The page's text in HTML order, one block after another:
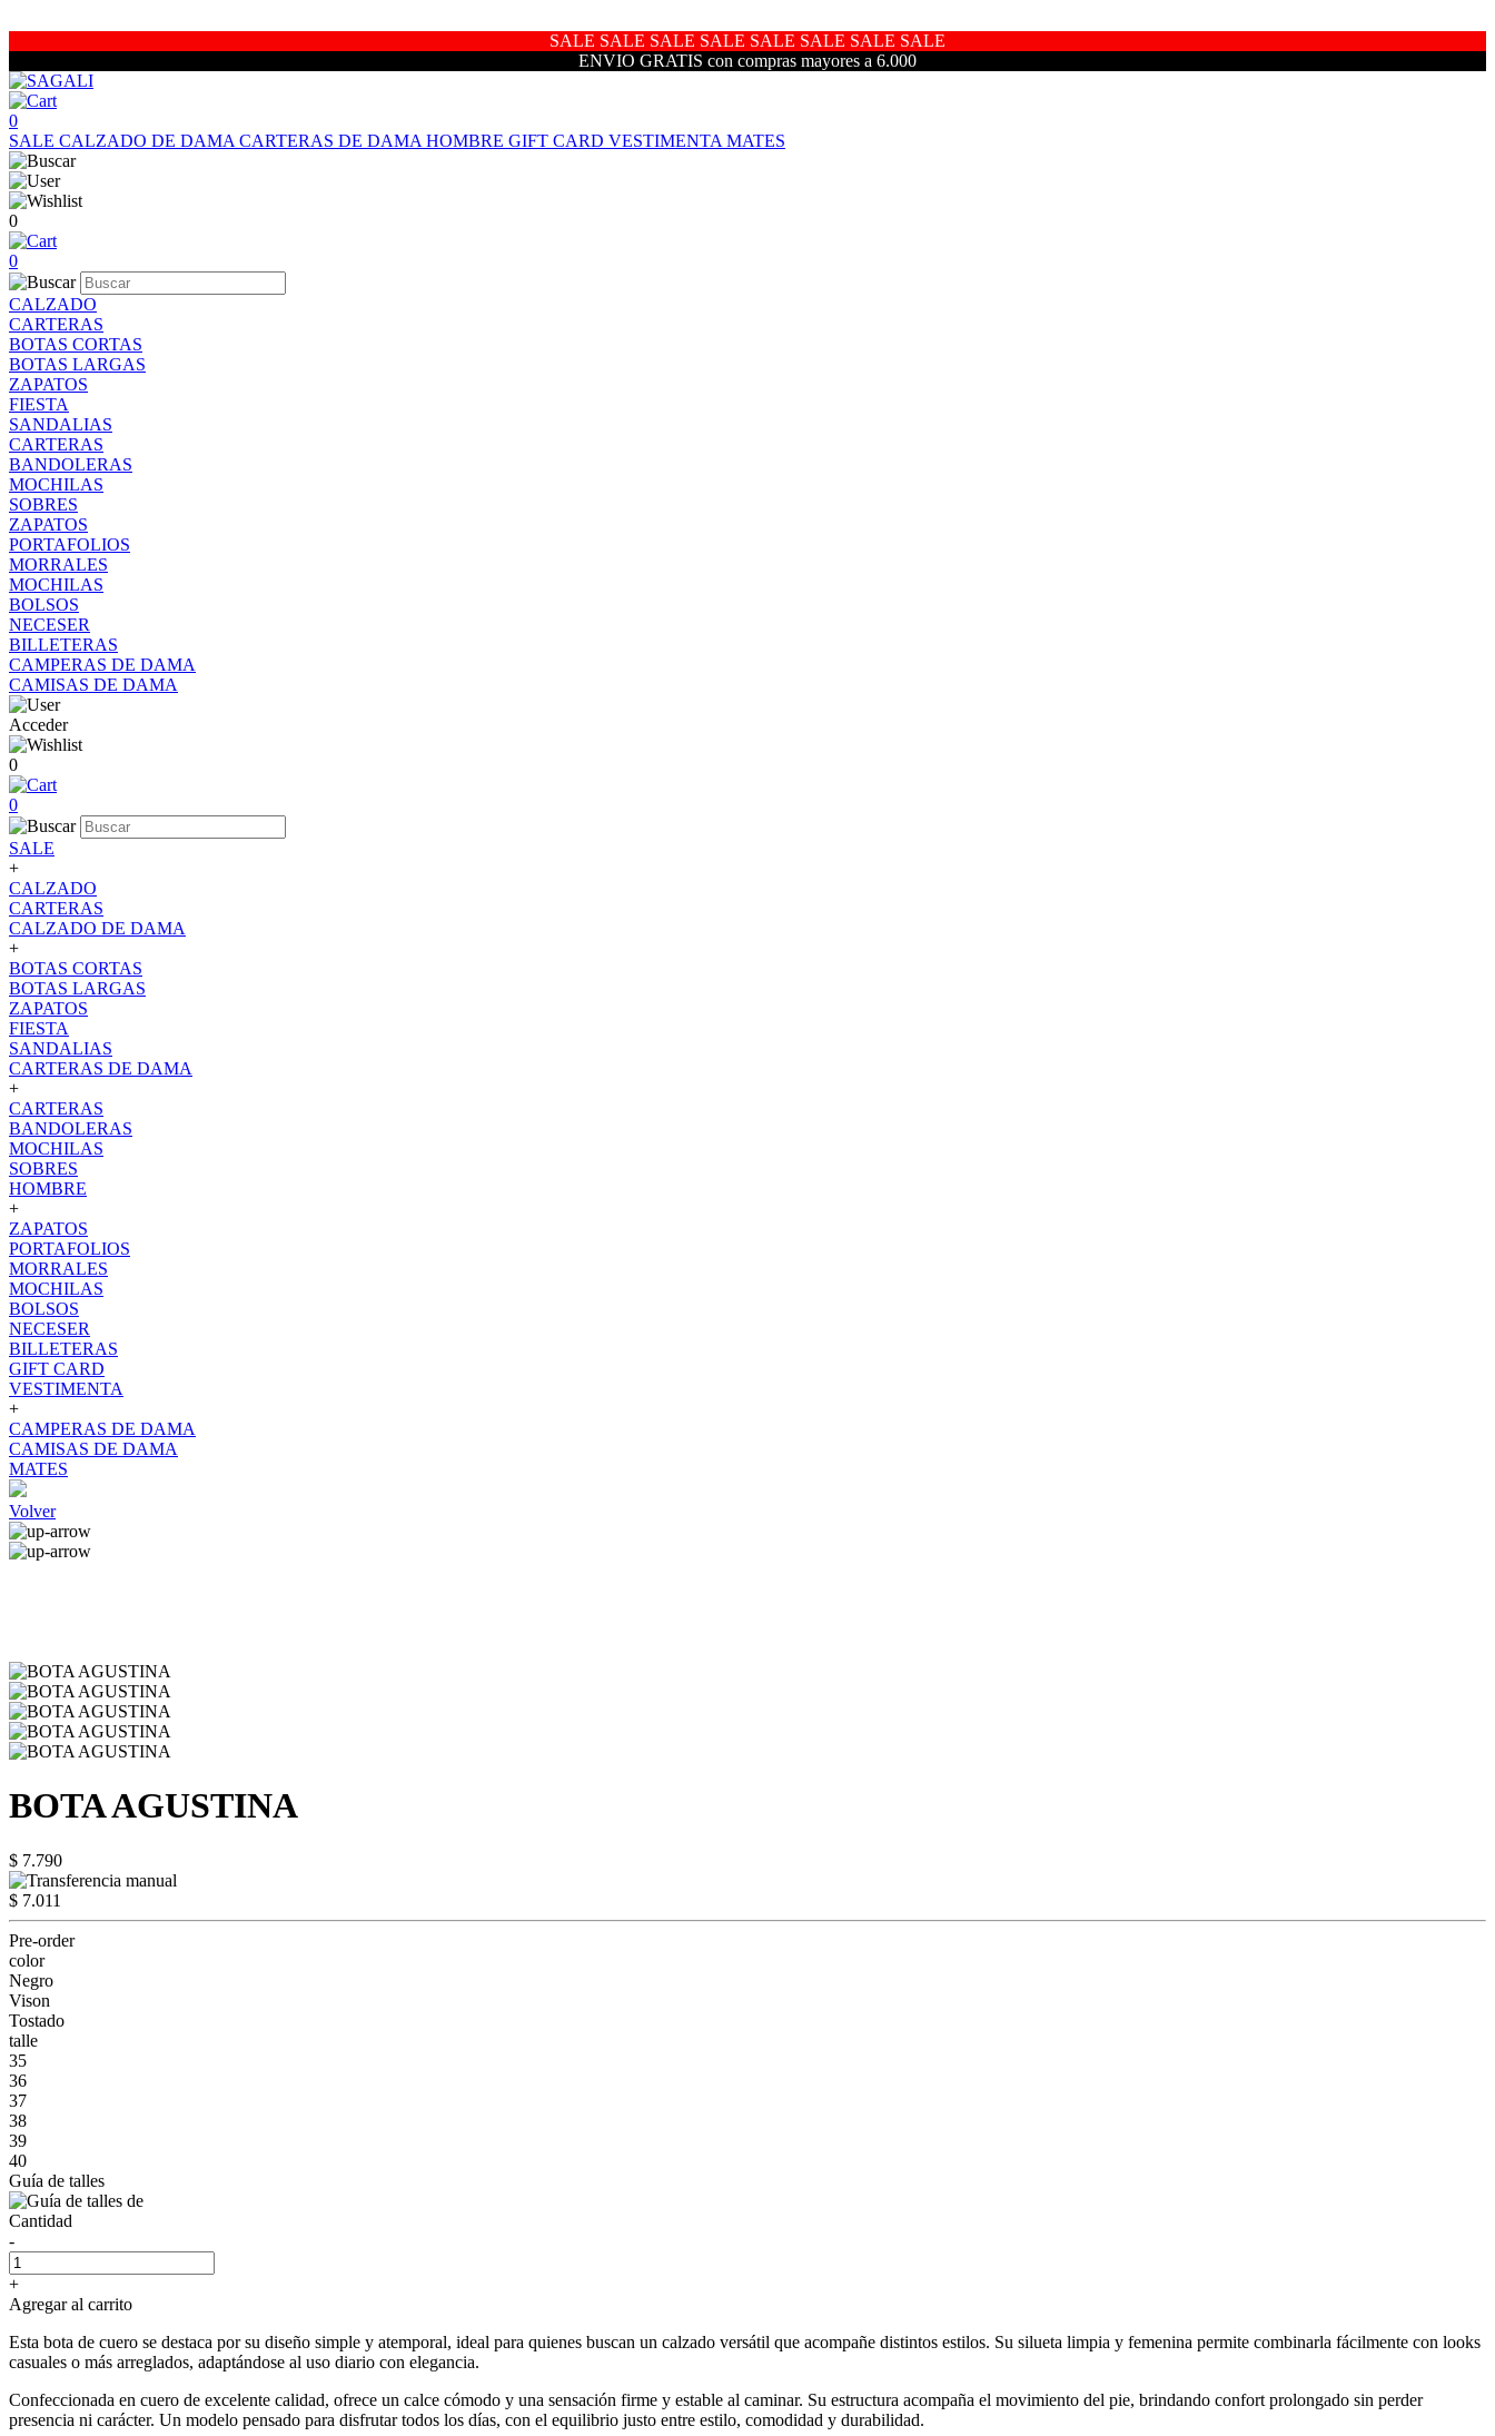
SALE SALE SALE SALE SALE SALE SALE SALE
ENVIO GRATIS con compras mayores a 6.000
0
SALE CALZADO DE DAMA CARTERAS DE DAMA HOMBRE GIFT CARD VESTIMENTA MATES
0
0
CALZADO
CARTERAS
BOTAS CORTAS
BOTAS LARGAS
ZAPATOS
FIESTA
SANDALIAS
CARTERAS
BANDOLERAS
MOCHILAS
SOBRES
ZAPATOS
PORTAFOLIOS
MORRALES
MOCHILAS
BOLSOS
NECESER
BILLETERAS
CAMPERAS DE DAMA
CAMISAS DE DAMA
Acceder
0
0
SALE
+
CALZADO
CARTERAS
CALZADO DE DAMA
+
BOTAS CORTAS
BOTAS LARGAS
ZAPATOS
FIESTA
SANDALIAS
CARTERAS DE DAMA
+
CARTERAS
BANDOLERAS
MOCHILAS
SOBRES
HOMBRE
+
ZAPATOS
PORTAFOLIOS
MORRALES
MOCHILAS
BOLSOS
NECESER
BILLETERAS
GIFT CARD
VESTIMENTA
+
CAMPERAS DE DAMA
CAMISAS DE DAMA
MATES
Volver
BOTA AGUSTINA
$ 7.790
$ 7.011
Pre-order
color
Negro
Vison
Tostado
talle
35
36
37
38
39
40
Guía de talles
Cantidad
-
+
Agregar al carrito
Esta bota de cuero se destaca por su diseño simple y atemporal, ideal para quienes buscan un calzado versátil que acompañe distintos estilos. Su silueta limpia y femenina permite combinarla fácilmente con looks
casuales o más arreglados, adaptándose al uso diario con elegancia.
Confeccionada en cuero de excelente calidad, ofrece un calce cómodo y una sensación firme y estable al caminar. Su estructura acompaña el movimiento del pie, brindando confort prolongado sin perder
presencia ni carácter. Un modelo pensado para disfrutar todos los días, con el equilibrio justo entre estilo, comodidad y durabilidad.